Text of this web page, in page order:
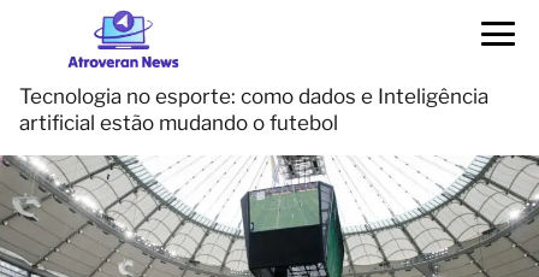
Tecnologia no esporte: como dados e Inteligência
artificial estão mudando o futebol